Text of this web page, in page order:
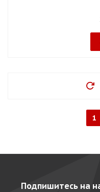
1
Подпишитесь на